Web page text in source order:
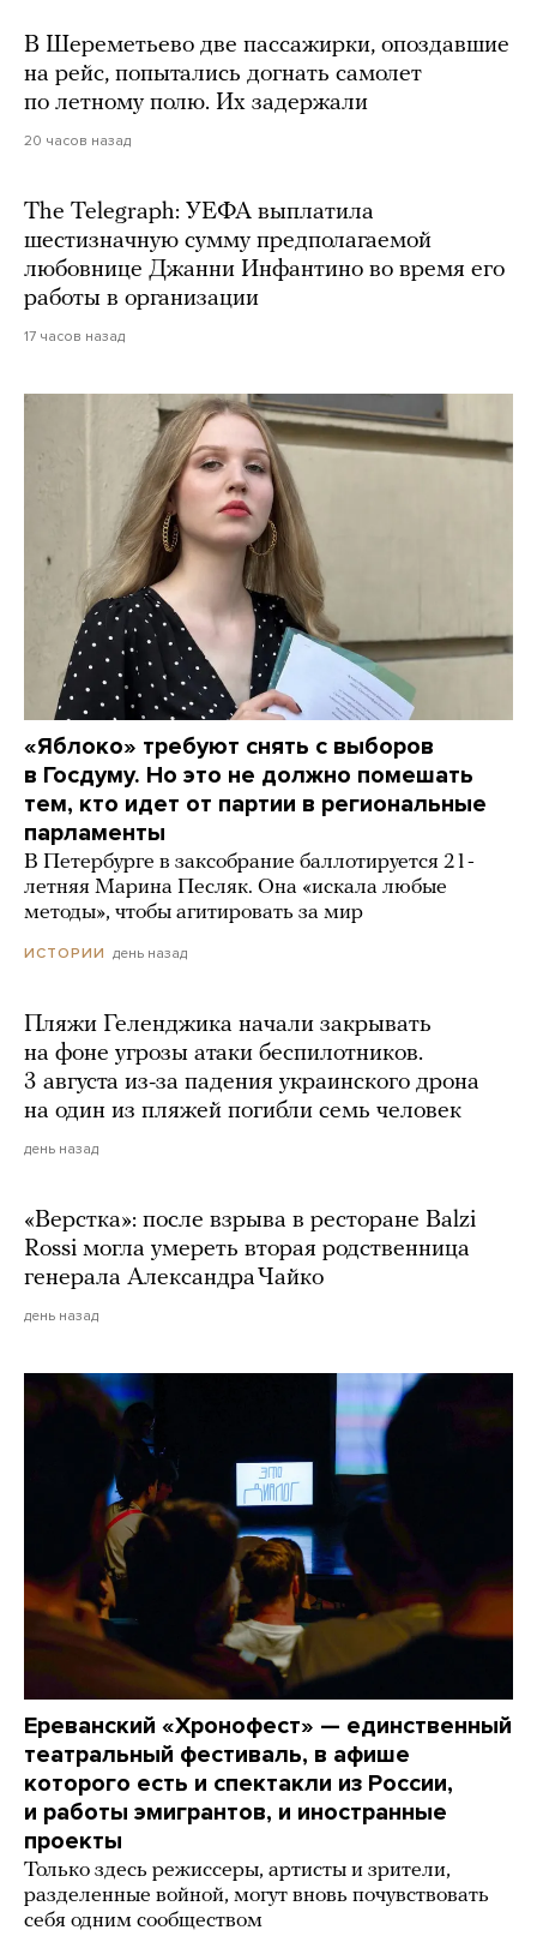
В Шереметьево две пассажирки, опоздавшие
на рейс, попытались догнать самолет
по летному полю. Их задержали
20 часов назад
The Telegraph: УЕФА выплатила
шестизначную сумму предполагаемой
любовнице Джанни Инфантино во время его
работы в организации
17 часов назад
«Яблоко» требуют снять с выборов
в Госдуму. Но это не должно помешать
тем, кто идет от партии в региональные
парламенты
В Петербурге в заксобрание баллотируется 21-
летняя Марина Песляк. Она «искала любые
методы», чтобы агитировать за мир
ИСТОРИИ день назад
Пляжи Геленджика начали закрывать
на фоне угрозы атаки беспилотников.
3 августа из-за падения украинского дрона
на один из пляжей погибли семь человек
день назад
«Верстка»: после взрыва в ресторане Balzi
Rossi могла умереть вторая родственница
генерала Александра Чайко
день назад
Ереванский «Хронофест» — единственный
театральный фестиваль, в афише
которого есть и спектакли из России,
и работы эмигрантов, и иностранные
проекты
Только здесь режиссеры, артисты и зрители,
разделенные войной, могут вновь почувствовать
себя одним сообществом